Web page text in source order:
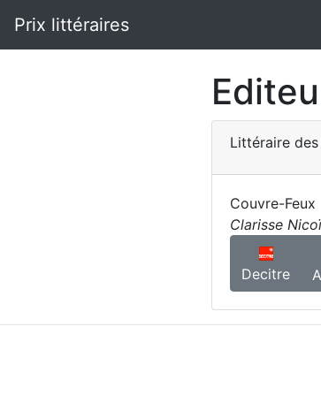
Prix littéraires
Littéraire
Couvre-Feux
Clarisse
Decitre